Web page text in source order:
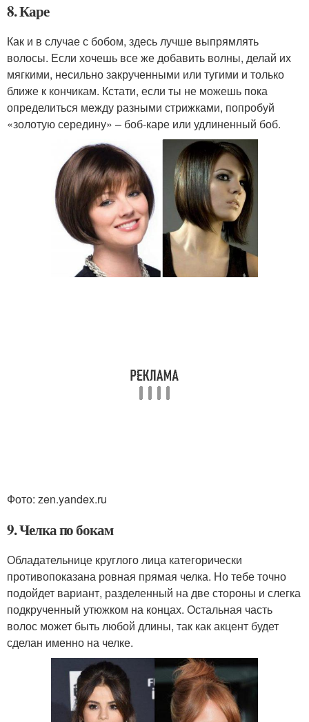
8. Каре
Как и в случае с бобом, здесь лучше выпрямлять
волосы. Если хочешь все же добавить волны, делай их
мягкими, несильно закрученными или тугими и только
ближе к кончикам. Кстати, если ты не можешь пока
определиться между разными стрижками, попробуй
«золотую середину» – боб-каре или удлиненный боб.
Фото: zen.yandex.ru
9. Челка по бокам
Обладательнице круглого лица категорически
противопоказана ровная прямая челка. Но тебе точно
подойдет вариант, разделенный на две стороны и слегка
подкрученный утюжком на концах. Остальная часть
волос может быть любой длины, так как акцент будет
сделан именно на челке.